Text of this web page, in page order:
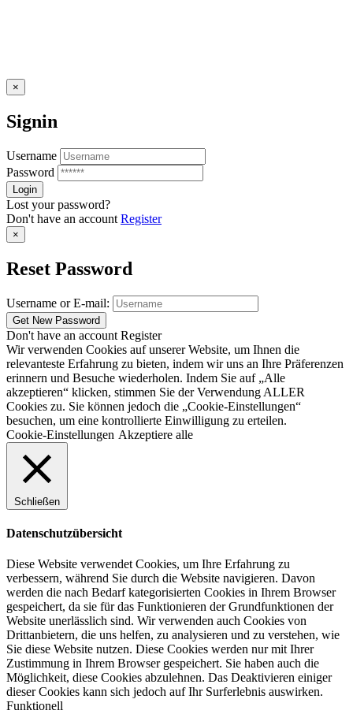
×
Signin
Username
Password
Lost your password?
Don't have an account Register
×
Reset Password
Username or E-mail:
Don't have an account Register
Wir verwenden Cookies auf unserer Website, um Ihnen die
relevanteste Erfahrung zu bieten, indem wir uns an Ihre Präferenzen
erinnern und Besuche wiederholen. Indem Sie auf „Alle
akzeptieren“ klicken, stimmen Sie der Verwendung ALLER
Cookies zu. Sie können jedoch die „Cookie-Einstellungen“
besuchen, um eine kontrollierte Einwilligung zu erteilen.
Cookie-Einstellungen Akzeptiere alle
Schließen
Datenschutzübersicht
Diese Website verwendet Cookies, um Ihre Erfahrung zu
verbessern, während Sie durch die Website navigieren. Davon
werden die nach Bedarf kategorisierten Cookies in Ihrem Browser
gespeichert, da sie für das Funktionieren der Grundfunktionen der
Website unerlässlich sind. Wir verwenden auch Cookies von
Drittanbietern, die uns helfen, zu analysieren und zu verstehen, wie
Sie diese Website nutzen. Diese Cookies werden nur mit Ihrer
Zustimmung in Ihrem Browser gespeichert. Sie haben auch die
Möglichkeit, diese Cookies abzulehnen. Das Deaktivieren einiger
dieser Cookies kann sich jedoch auf Ihr Surferlebnis auswirken.
Funktionell